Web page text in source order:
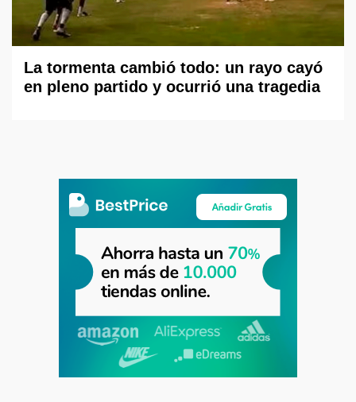
La tormenta cambió todo: un rayo cayó
en pleno partido y ocurrió una tragedia